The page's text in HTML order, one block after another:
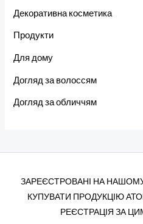
Декоративна косметика
Продукти
Для дому
Догляд за волоссям
Догляд за обличчям
ЗАРЕЄСТРОВАНІ НА
КУПУВАТИ ПРОДУКЦІЮ
РЕЄСТРАЦІЯ ЗА